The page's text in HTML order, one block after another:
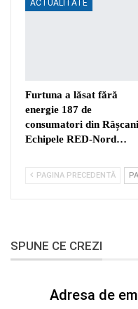
ACTUALITATE
Furtuna a lăsat fără
energie 187 de
consumatori din
Echipele RED-Nord…
PAGINA PRECEDENTĂ
SPUNE CE CREZI
Adresa de